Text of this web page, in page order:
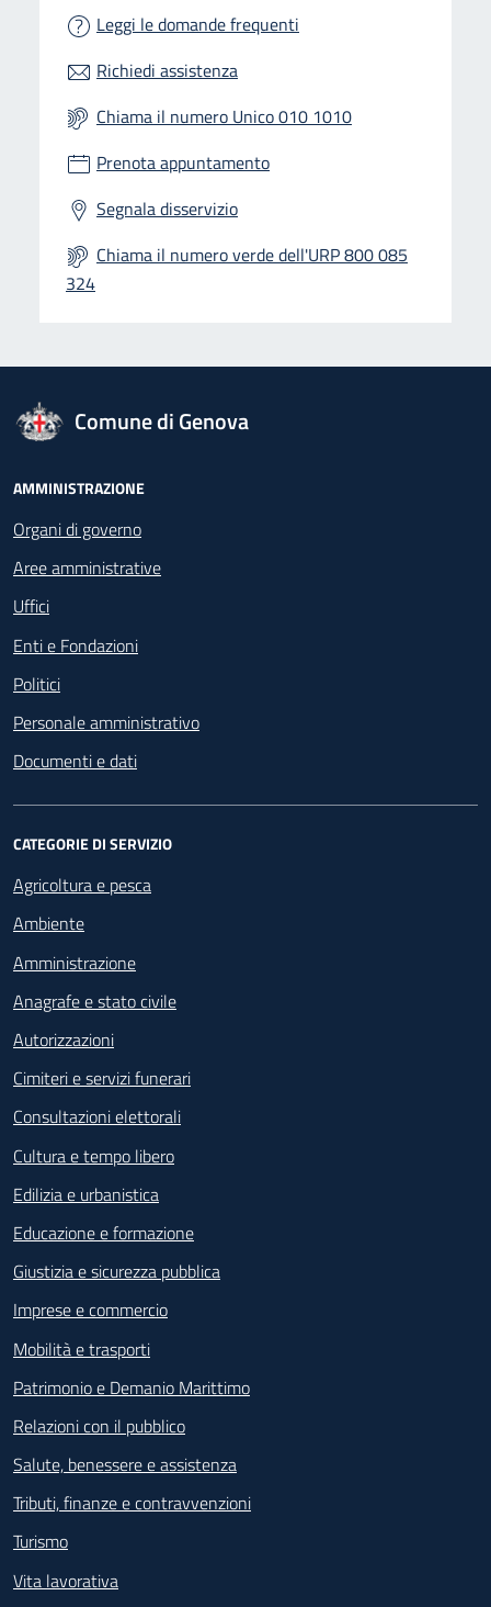
Leggi le domande frequenti
Richiedi assistenza
Chiama il numero Unico 010 1010
Prenota appuntamento
Segnala disservizio
Chiama il numero verde dell'URP 800 085
324
logo Unione Europea
Comune di Genova
Footer - Navigazione
AMMINISTRAZIONE
Organi di governo
Aree amministrative
Uffici
Enti e Fondazioni
Politici
Personale amministrativo
Documenti e dati
CATEGORIE DI SERVIZIO
Agricoltura e pesca
Ambiente
Amministrazione
Anagrafe e stato civile
Autorizzazioni
Cimiteri e servizi funerari
Consultazioni elettorali
Cultura e tempo libero
Edilizia e urbanistica
Educazione e formazione
Giustizia e sicurezza pubblica
Imprese e commercio
Mobilità e trasporti
Patrimonio e Demanio Marittimo
Relazioni con il pubblico
Salute, benessere e assistenza
Tributi, finanze e contravvenzioni
Turismo
Vita lavorativa